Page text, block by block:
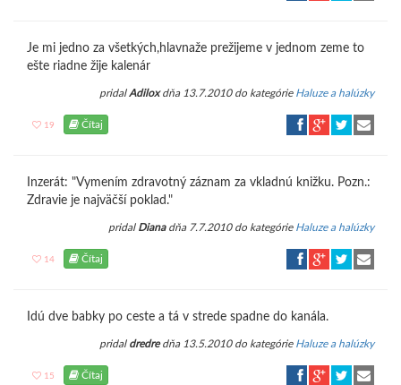
Je mi jedno za všetkých,hlavnaže prežijeme v jednom zeme to
ešte riadne žije kalenár
pridalAdiloxdňa 13.7.2010 do kategórie Haluze a halúzky
19 Čítaj
Inzerát: "Vymením zdravotný záznam za vkladnú knižku. Pozn.:
Zdravie je najväčší poklad."
pridal Dianadňa 7.7.2010 do kategórie Haluze a halúzky
14 Čítaj
Idú dve babky po ceste a tá v strede spadne do kanála.
pridal dredredňa 13.5.2010 do kategórie Haluze a halúzky
15 Čítaj